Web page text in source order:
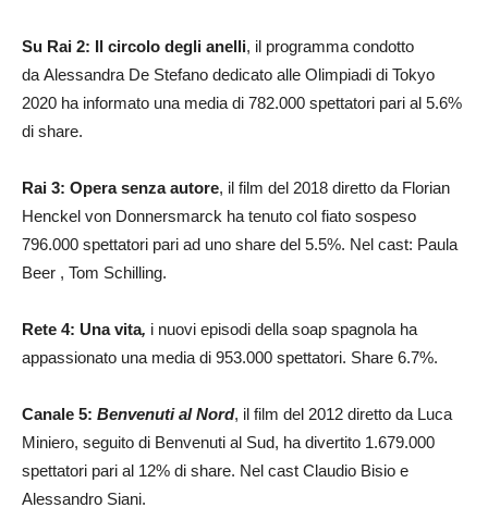
Su Rai 2: Il circolo degli anelli, il programma condotto
da Alessandra De Stefano dedicato alle Olimpiadi di Tokyo
2020 ha informato una media di 782.000 spettatori pari al 5.6%
di share.
Rai 3: Opera senza autore, il film del 2018 diretto da Florian
Henckel von Donnersmarck ha tenuto col fiato sospeso
796.000 spettatori pari ad uno share del 5.5%. Nel cast: Paula
Beer , Tom Schilling.
Rete 4: Una vita, i nuovi episodi della soap spagnola ha
appassionato una media di 953.000 spettatori. Share 6.7%.
Canale 5: Benvenuti al Nord, il film del 2012 diretto da Luca
Miniero, seguito di Benvenuti al Sud, ha divertito 1.679.000
spettatori pari al 12% di share. Nel cast Claudio Bisio e
Alessandro Siani.